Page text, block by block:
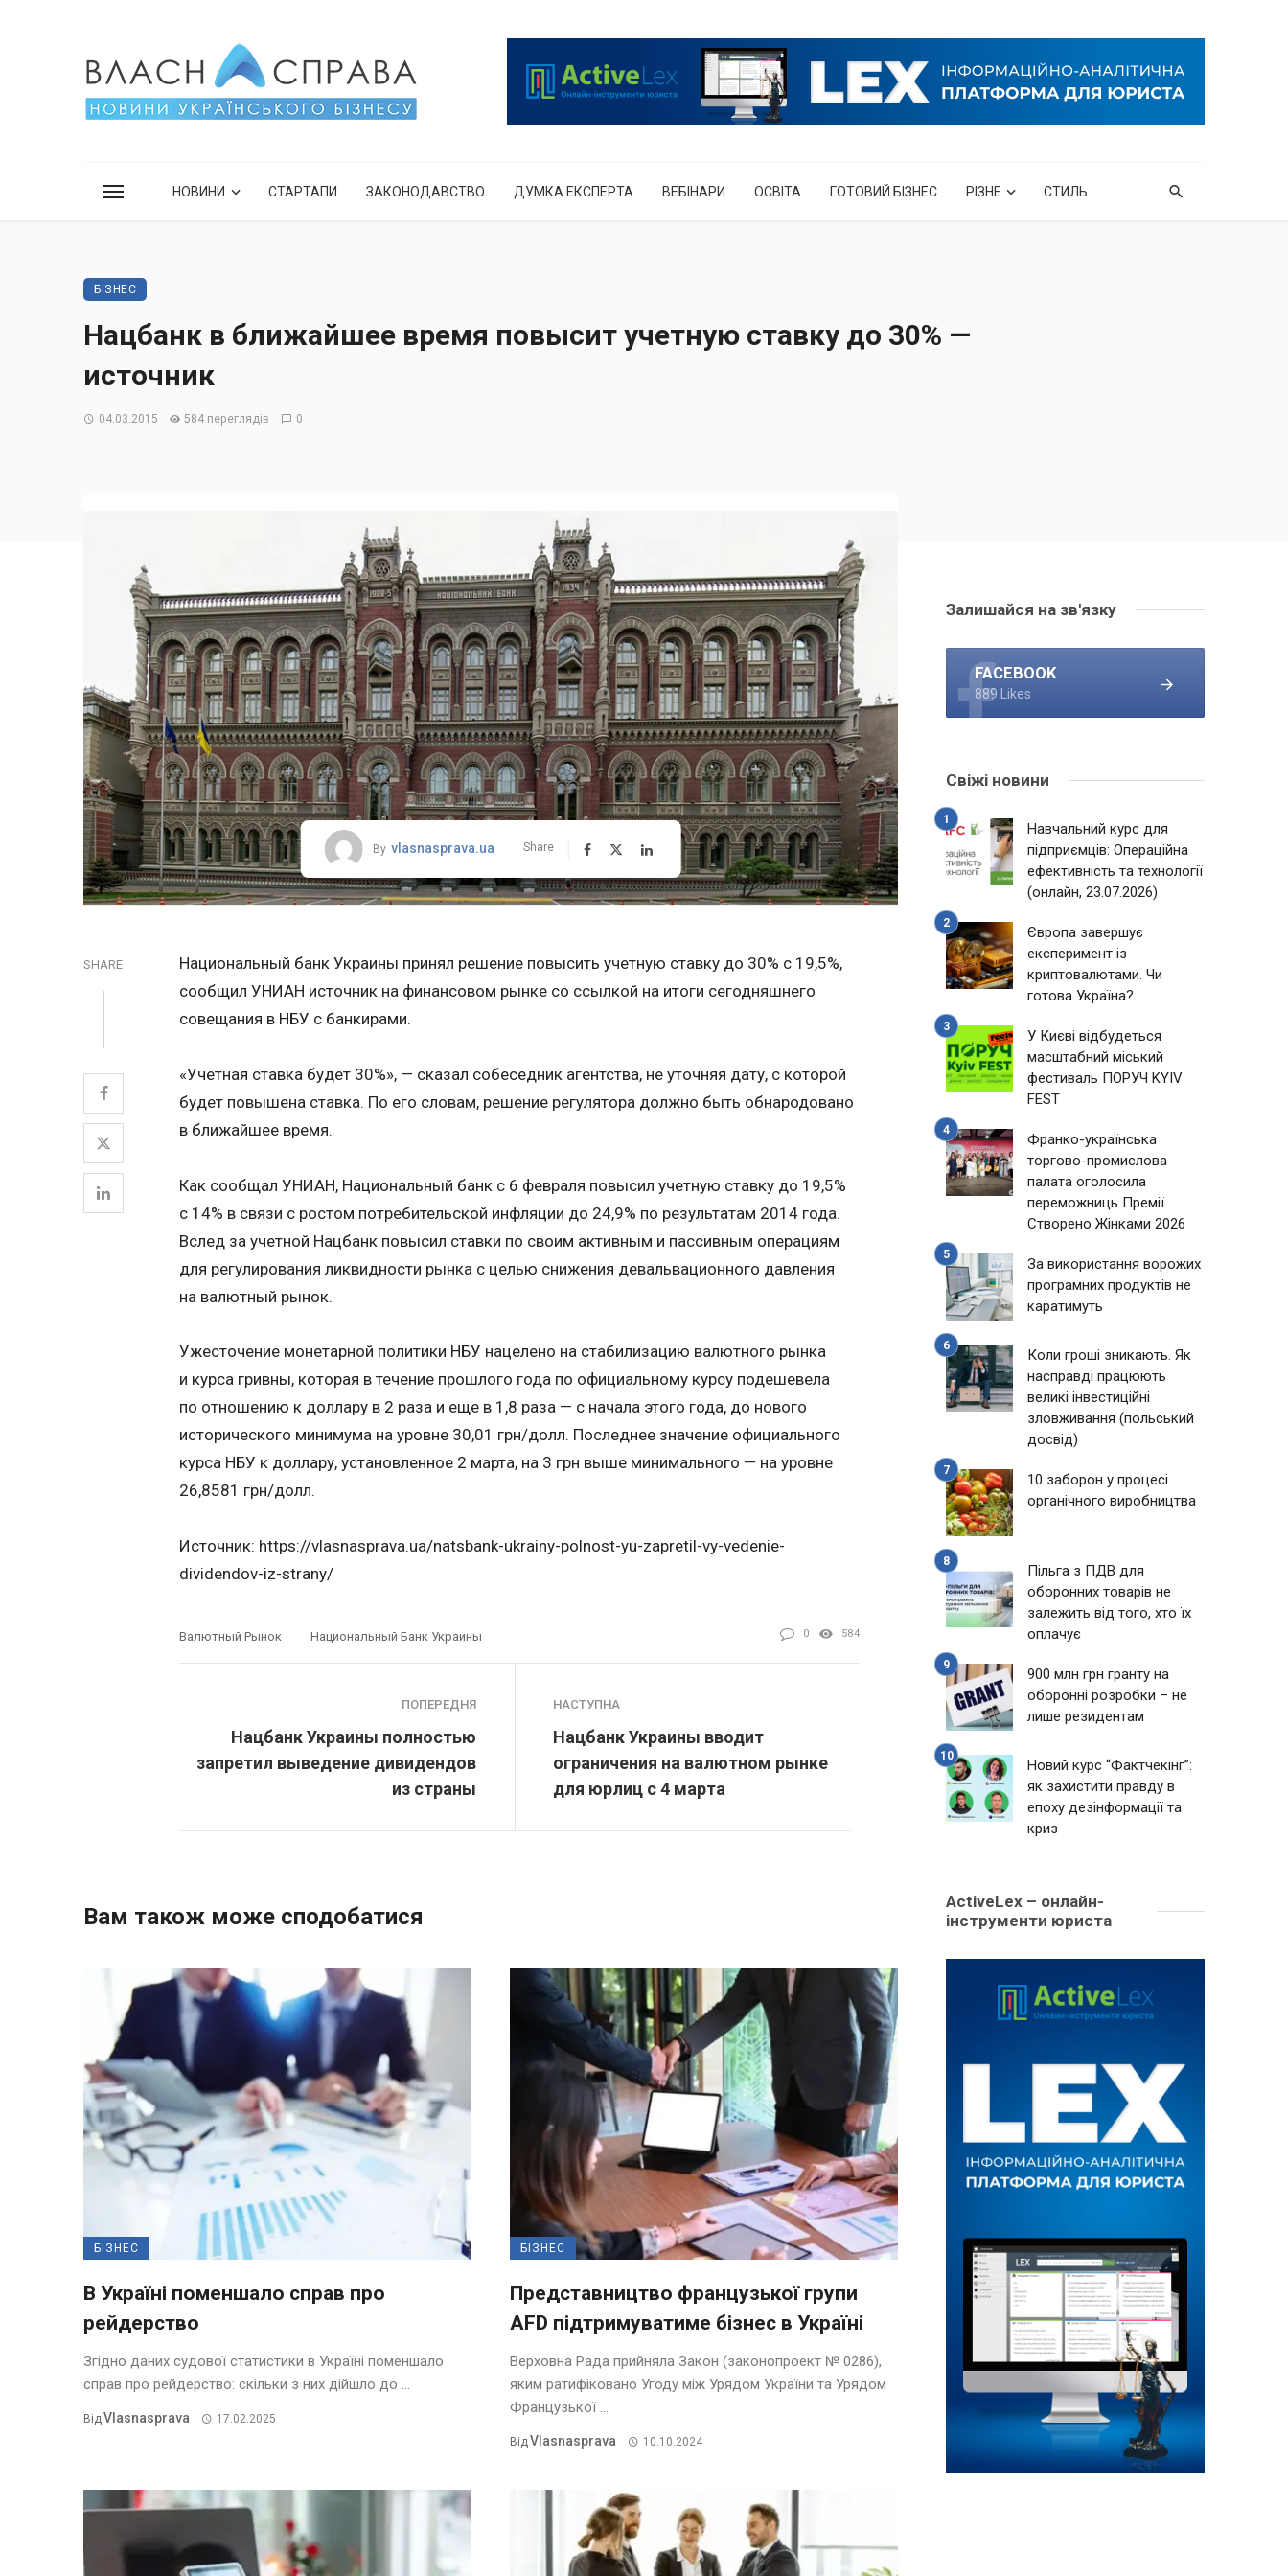
НОВИНИ СТАРТАПИ ЗАКОНОДАВСТВО ДУМКА ЕКСПЕРТА ВЕБІНАРИ ОСВІТА ГОТОВИЙ БІЗНЕС РІЗНЕ СТИЛЬ
БІЗНЕС
Нацбанк в ближайшее время повысит учетную ставку до 30% —
источник
04.03.2015 584 переглядів 0
By vlasnasprava.ua Share
SHARE
Национальный банк Украины принял решение повысить учетную ставку до 30% с 19,5%,
сообщил УНИАН источник на финансовом рынке со ссылкой на итоги сегодняшнего
совещания в НБУ с банкирами.
«Учетная ставка будет 30%», — сказал собеседник агентства, не уточняя дату, с которой
будет повышена ставка. По его словам, решение регулятора должно быть обнародовано
в ближайшее время.
Как сообщал УНИАН, Национальный банк с 6 февраля повысил учетную ставку до 19,5%
с 14% в связи с ростом потребительской инфляции до 24,9% по результатам 2014 года.
Вслед за учетной Нацбанк повысил ставки по своим активным и пассивным операциям
для регулирования ликвидности рынка с целью снижения девальвационного давления
на валютный рынок.
Ужесточение монетарной политики НБУ нацелено на стабилизацию валютного рынка
и курса гривны, которая в течение прошлого года по официальному курсу подешевела
по отношению к доллару в 2 раза и еще в 1,8 раза — с начала этого года, до нового
исторического минимума на уровне 30,01 грн/долл. Последнее значение официального
курса НБУ к доллару, установленное 2 марта, на 3 грн выше минимального — на уровне
26,8581 грн/долл.
Источник: https://vlasnasprava.ua/natsbank-ukrainy-polnost-yu-zapretil-vy-vedenie-
dividendov-iz-strany/
Валютный Рынок Национальный Банк Украины 0 584
ПОПЕРЕДНЯ
Нацбанк Украины полностью
запретил выведение дивидендов
из страны
НАСТУПНА
Нацбанк Украины вводит
ограничения на валютном рынке
для юрлиц с 4 марта
Вам також може сподобатися
БІЗНЕС
В Україні поменшало справ про
рейдерство
Згідно даних судової статистики в Україні поменшало
справ про рейдерство: скільки з них дійшло до ...
ВідVlasnasprava 17.02.2025
БІЗНЕС
Представництво французької групи
AFD підтримуватиме бізнес в Україні
Верховна Рада прийняла Закон (законопроект № 0286),
яким ратифіковано Угоду між Урядом України та Урядом
Французької ...
ВідVlasnasprava 10.10.2024
Залишайся на зв'язку
FACEBOOK
889 Likes
Свіжі новини
Навчальний курс для
підприємців: Операційна
ефективність та технології
(онлайн, 23.07.2026)
Європа завершує
експеримент із
криптовалютами. Чи
готова Україна?
У Києві відбудеться
масштабний міський
фестиваль ПОРУЧ KYIV
FEST
Франко-українська
торгово-промислова
палата оголосила
переможниць Премії
Створено Жінками 2026
За використання ворожих
програмних продуктів не
каратимуть
Коли гроші зникають. Як
насправді працюють
великі інвестиційні
зловживання (польський
досвід)
10 заборон у процесі
органічного виробництва
Пільга з ПДВ для
оборонних товарів не
залежить від того, хто їх
оплачує
900 млн грн гранту на
оборонні розробки – не
лише резидентам
Новий курс “Фактчекінг”:
як захистити правду в
епоху дезінформації та
криз
ActiveLex – онлайн-
інструменти юриста